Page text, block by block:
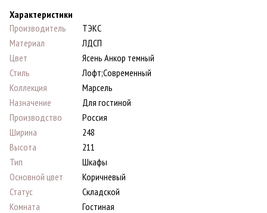
Характеристики
Производитель
ТЭКС
Материал
ЛДСП
Цвет
Ясень Анкор темный
Стиль
Лофт;Современный
Коллекция
Марсель
Назначение
Для гостиной
Производство
Россия
Ширина
248
Высота
211
Тип
Шкафы
Основной цвет
Коричневый
Статус
Складской
Комната
Гостиная